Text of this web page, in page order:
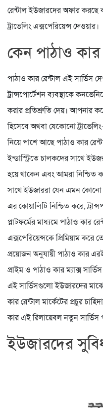
রেন্টাল ইউজারদের অফার করছে
ট্রাভেলিং এক্সপেরিয়েন্স দেওয়ার।
কেন পাঠাও
পাঠাও কার রেন্টাল এই সার্ভিস
ট্রান্সপোর্টেশন ব্যবস্থাকে
করার প্রতিশ্রুতি দেয়। আপনার
হিসেবে অথবা যেকোনো
নিয়ে পাশে আছে পাঠাও কার
ইন্ডাস্ট্রিতে চালকদের সাথে
হয়ে থাকেন এবং আমরা নিশ্চিত
সাথে ইউজাররা যেন এমন কোনো
এর কোয়ালিটি নিশ্চিত করে,
প্লাটফর্মের মাধ্যমে পাঠাও কার
এক্সপেরিয়েন্সকে প্রিমিয়াম করে
প্রয়োজন অনুযায়ী পাঠাও কার
প্রাইম ও পাঠাও কার ম্যাক্স
এই সার্ভিসগুলো ইউজারদের
কার রেন্টাল মার্কেটের প্রচুর
কার এই রিলায়েবল নতুন সার্ভিস
ইউজারদের